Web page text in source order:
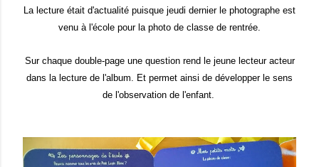
La lecture était d'actualité puisque jeudi dernier le photographe est
venu à l'école pour la photo de classe de rentrée.
Sur chaque double-page une question rend le jeune lecteur acteur
dans la lecture de l'album. Et permet ainsi de développerle sens
de l'observation de l'enfant.